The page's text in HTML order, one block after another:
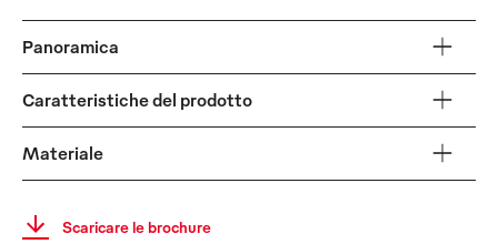
Panoramica
Caratteristiche del prodotto
Materiale
Scaricare le brochure